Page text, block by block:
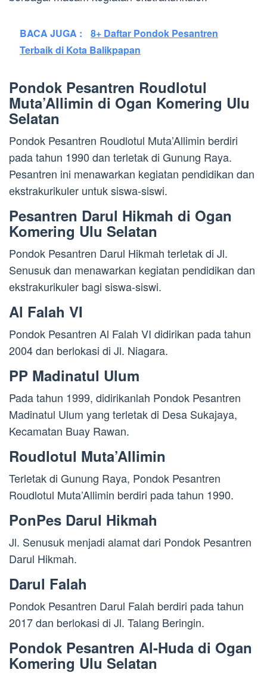
BACA JUGA :
8+ Daftar Pondok Pesantren
Terbaik di Kota Balikpapan
Pondok Pesantren Roudlotul
Muta’Allimin di Ogan Komering Ulu
Selatan
Pondok Pesantren Roudlotul Muta’Allimin berdiri
pada tahun 1990 dan terletak di Gunung Raya.
Pesantren ini menawarkan kegiatan pendidikan dan
ekstrakurikuler untuk siswa-siswi.
Pesantren Darul Hikmah di Ogan
Komering Ulu Selatan
Pondok Pesantren Darul Hikmah terletak di Jl.
Senusuk dan menawarkan kegiatan pendidikan dan
ekstrakurikuler bagi siswa-siswi.
Al Falah VI
Pondok Pesantren Al Falah VI didirikan pada tahun
2004 dan berlokasi di Jl. Niagara.
PP Madinatul Ulum
Pada tahun 1999, didirikanlah Pondok Pesantren
Madinatul Ulum yang terletak di Desa Sukajaya,
Kecamatan Buay Rawan.
Roudlotul Muta’Allimin
Terletak di Gunung Raya, Pondok Pesantren
Roudlotul Muta’Allimin berdiri pada tahun 1990.
PonPes Darul Hikmah
Jl. Senusuk menjadi alamat dari Pondok Pesantren
Darul Hikmah.
Darul Falah
Pondok Pesantren Darul Falah berdiri pada tahun
2017 dan berlokasi di Jl. Talang Beringin.
Pondok Pesantren Al-Huda di Ogan
Komering Ulu Selatan